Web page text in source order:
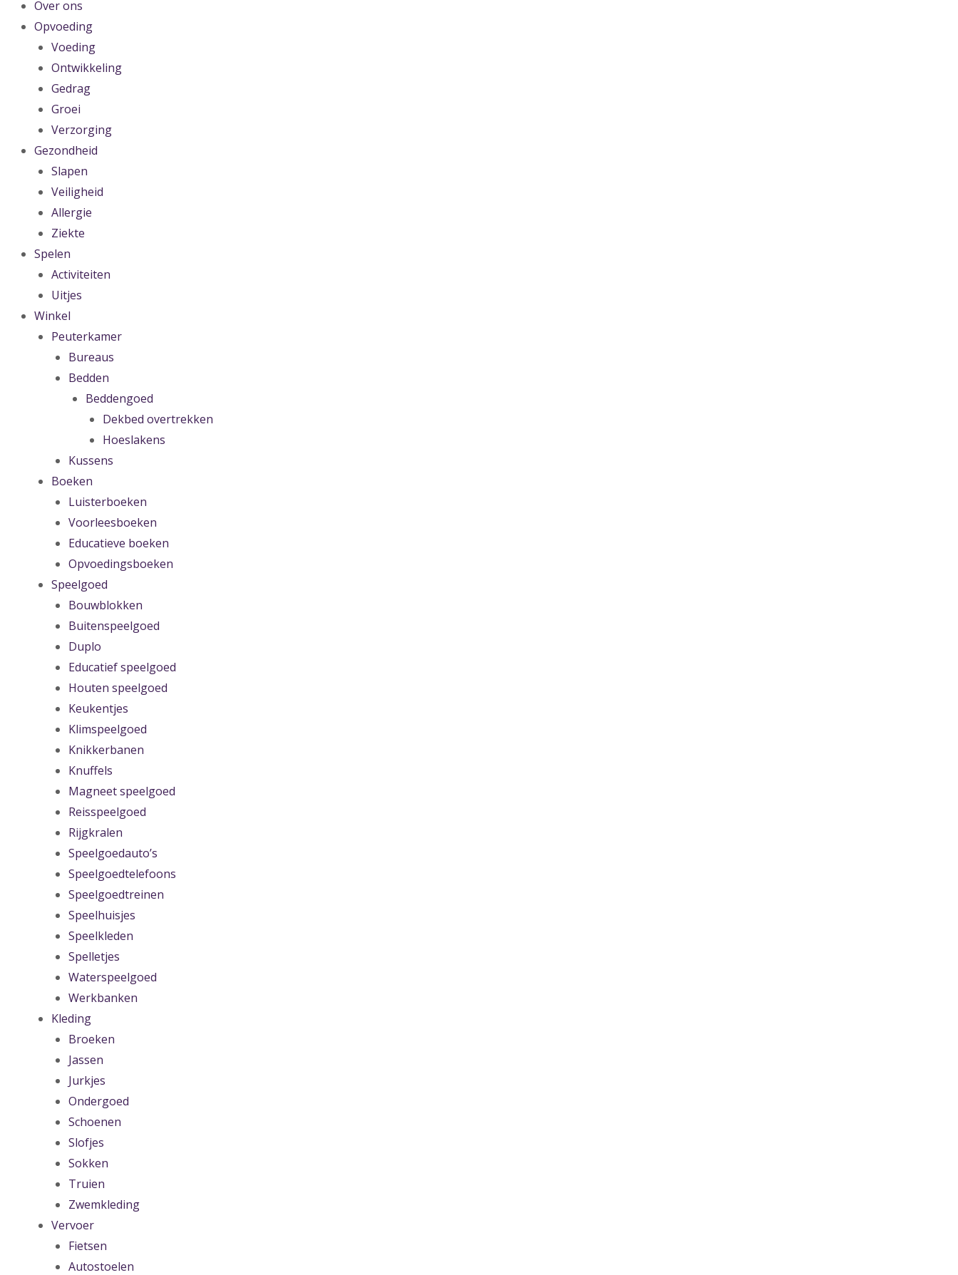
Over ons
Opvoeding
Voeding
Ontwikkeling
Gedrag
Groei
Verzorging
Gezondheid
Slapen
Veiligheid
Allergie
Ziekte
Spelen
Activiteiten
Uitjes
Winkel
Peuterkamer
Bureaus
Bedden
Beddengoed
Dekbed overtrekken
Hoeslakens
Kussens
Boeken
Luisterboeken
Voorleesboeken
Educatieve boeken
Opvoedingsboeken
Speelgoed
Bouwblokken
Buitenspeelgoed
Duplo
Educatief speelgoed
Houten speelgoed
Keukentjes
Klimspeelgoed
Knikkerbanen
Knuffels
Magneet speelgoed
Reisspeelgoed
Rijgkralen
Speelgoedauto’s
Speelgoedtelefoons
Speelgoedtreinen
Speelhuisjes
Speelkleden
Spelletjes
Waterspeelgoed
Werkbanken
Kleding
Broeken
Jassen
Jurkjes
Ondergoed
Schoenen
Slofjes
Sokken
Truien
Zwemkleding
Vervoer
Fietsen
Autostoelen